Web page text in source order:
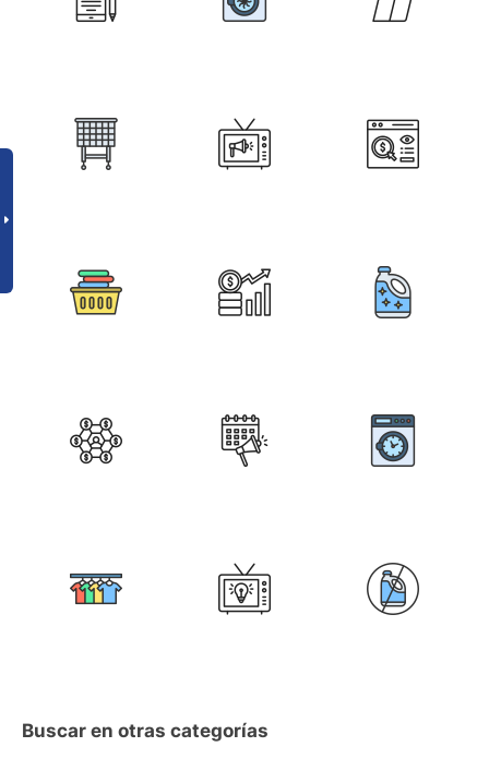
Buscar en otras categorías